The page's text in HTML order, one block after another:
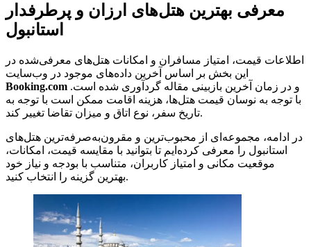
معرفی بهترین هتل‌های ارزان و پرطرفدار
استانبول
اطلاعات قیمت، امتیاز مسافران و امکانات هتل‌های معرفی‌شده در
این بخش بر اساس آخرین داده‌های موجود در وب‌سایت
Booking.com
با توجه به نوسان قیمت هتل‌ها، هزینه اقامت ممکن است با توجه به
تاریخ سفر، نوع اتاق و میزان تقاضا تغییر کند.
در ادامه، مجموعه‌ای از محبوب‌ترین و مقرون‌به‌صرفه‌ترین هتل‌های
استانبول را معرفی کرده‌ایم تا بتوانید با مقایسه قیمت، امکانات،
موقعیت مکانی و امتیاز کاربران، متناسب با بودجه و نیاز خود
بهترین گزینه را انتخاب کنید.